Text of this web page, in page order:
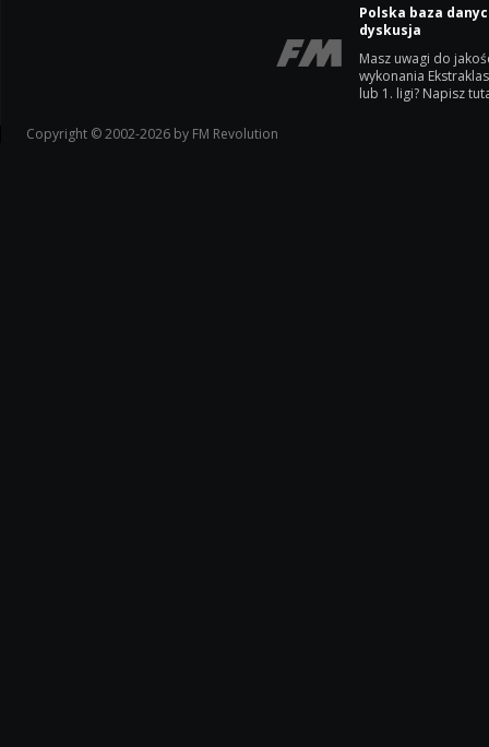
Polska baza
dyskusja
Masz uwagi do
wykonania
lub 1. ligi? Napisz
Copyright © 2002-2026 by FM Revolution